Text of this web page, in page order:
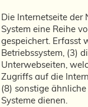
Die Internetseite
System eine Reihe
gespeichert. Erfasst
Betriebssystem, (3)
Unterwebseiten,
Zugriffs auf die
(8) sonstige
Systeme dienen.